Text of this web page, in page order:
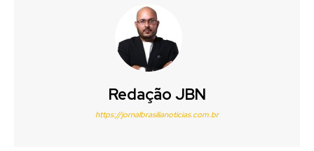
Redação JBN
https://jornalbrasilianoticias.com.br